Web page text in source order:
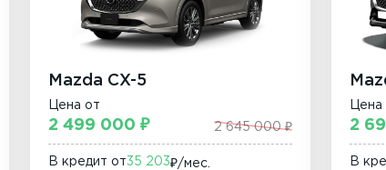
Mazda CX-5
Цена от
2 499 000 ₽ 2 645 000 ₽
В кредит от35 203₽/мec.
Цена
2
В